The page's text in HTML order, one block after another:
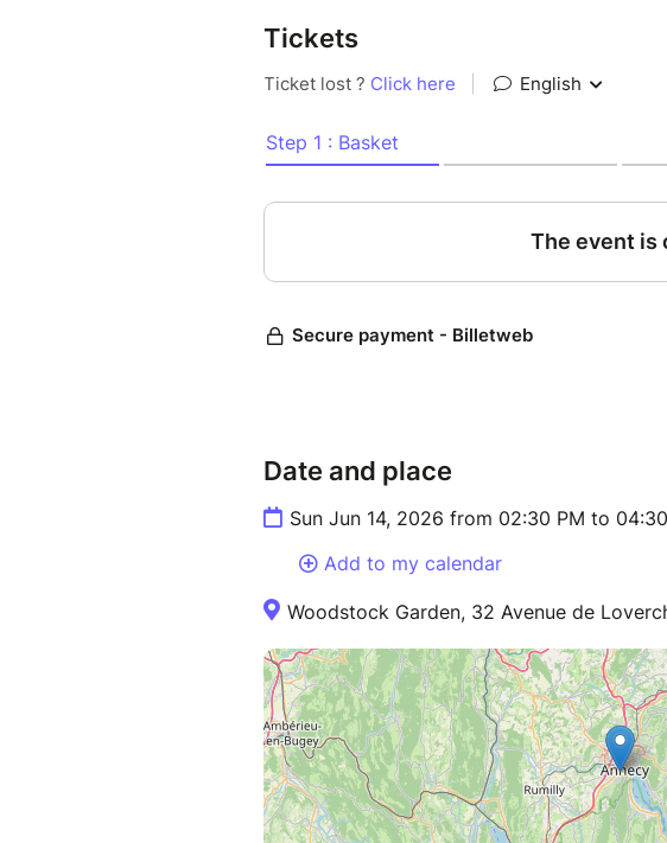
Tickets
Date and place
Sun Jun 14, 2026 from 02:30 PM to
Add to my calendar
Woodstock Garden, 32 Avenue de